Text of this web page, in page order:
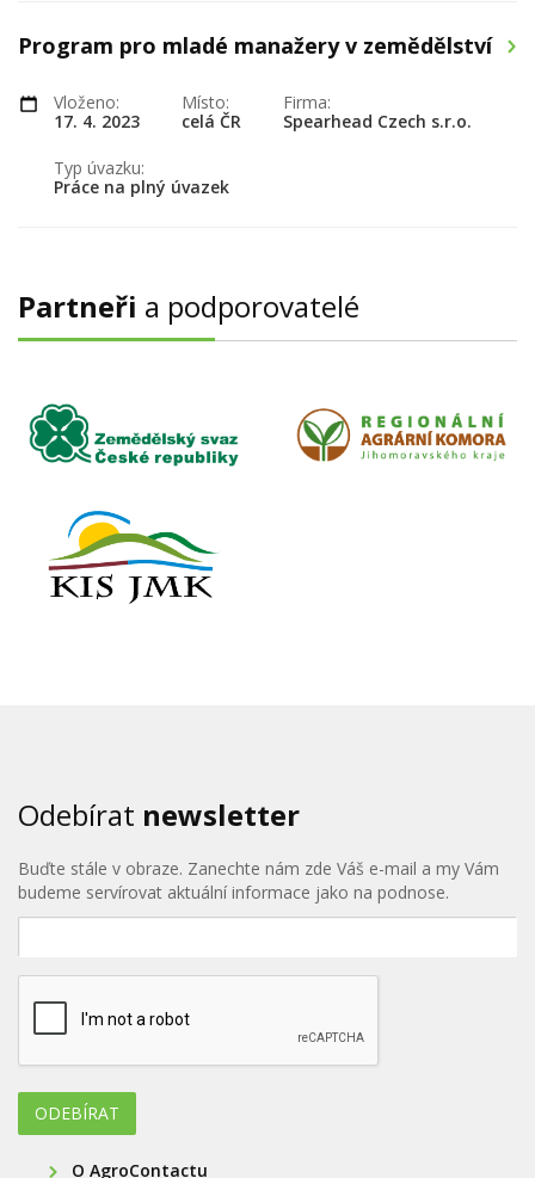
Program pro mladé manažery v zemědělství
Vloženo:
17. 4. 2023
Místo:
celá ČR
Firma:
Spearhead Czech s.r.o.
Typ úvazku:
Práce na plný úvazek
Partneři a podporovatelé
Odebírat newsletter
Buďte stále v obraze. Zanechte nám zde Váš e-mail a my Vám
budeme servírovat aktuální informace jako na podnose.
O AgroContactu